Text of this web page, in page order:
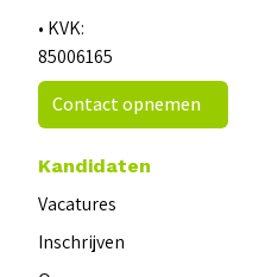
• KVK:
85006165
Contact opnemen
Kandidaten
Vacatures
Inschrijven